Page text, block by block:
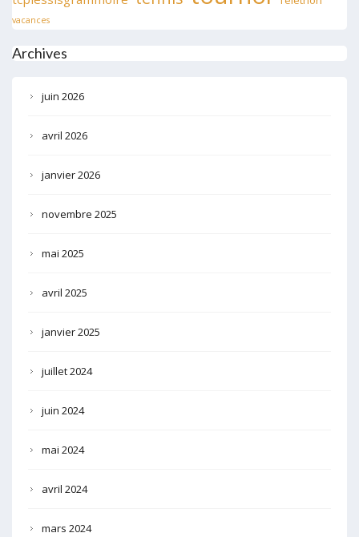
vacances
Archives
juin 2026
avril 2026
janvier 2026
novembre 2025
mai 2025
avril 2025
janvier 2025
juillet 2024
juin 2024
mai 2024
avril 2024
mars 2024